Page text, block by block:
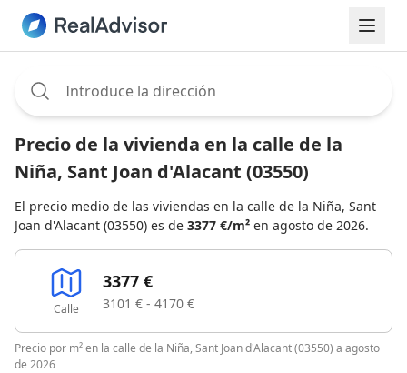
Precio de la vivienda en la calle de la
Niña, Sant Joan d'Alacant (03550)
El precio medio de las viviendas en la calle de la Niña, Sant
Joan d'Alacant (03550) es de 3377 €/m² en agosto de 2026.
Calle
3377 €
3101 € - 4170 €
Precio por m² en la calle de la Niña, Sant Joan d'Alacant (03550) a agosto
de 2026